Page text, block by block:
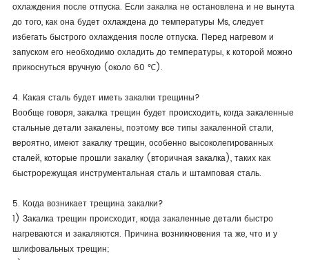
охлаждения после отпуска. Если закалка не остановлена и не вынута
до того, как она будет охлаждена до температуры Ms, следует
избегать быстрого охлаждения после отпуска. Перед нагревом и
запуском его необходимо охладить до температуры, к которой можно
прикоснуться вручную (около 60 ℃).
4. Какая сталь будет иметь закалки трещины?
Вообще говоря, закалка трещин будет происходить, когда закаленные
стальные детали закалены, поэтому все типы закаленной стали,
вероятно, имеют закалку трещин, особенно высоколегированных
сталей, которые прошли закалку (вторичная закалка), таких как
быстрорежущая инструментальная сталь и штамповая сталь.
5. Когда возникает трещина закалки?
1) Закалка трещин происходит, когда закаленные детали быстро
нагреваются и закаляются. Причина возникновения та же, что и у
шлифовальных трещин;